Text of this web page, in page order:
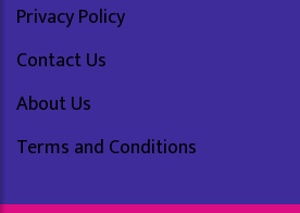
Privacy Policy
Contact Us
About Us
Terms and Conditions